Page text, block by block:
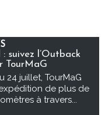
suivez l’Outback
TourMaG
24 juillet, TourMaG
de plus de
à travers...